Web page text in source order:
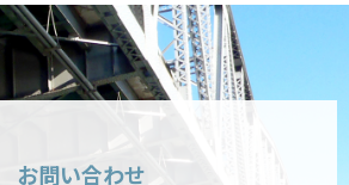
お問い合わせ